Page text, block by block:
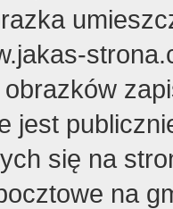
jest
się na
na